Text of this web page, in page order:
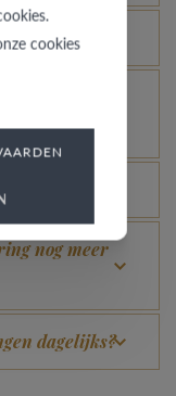
nog meer
dagelijks?
cookies